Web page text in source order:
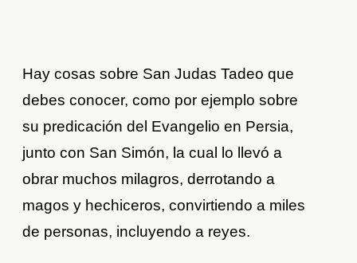
Hay cosas sobre San Judas Tadeo que
debes conocer, como por ejemplo sobre
su predicación del Evangelio en Persia,
junto con San Simón, la cual lo llevó a
obrar muchos milagros, derrotando a
magos y hechiceros, convirtiendo a miles
de personas, incluyendo a reyes.